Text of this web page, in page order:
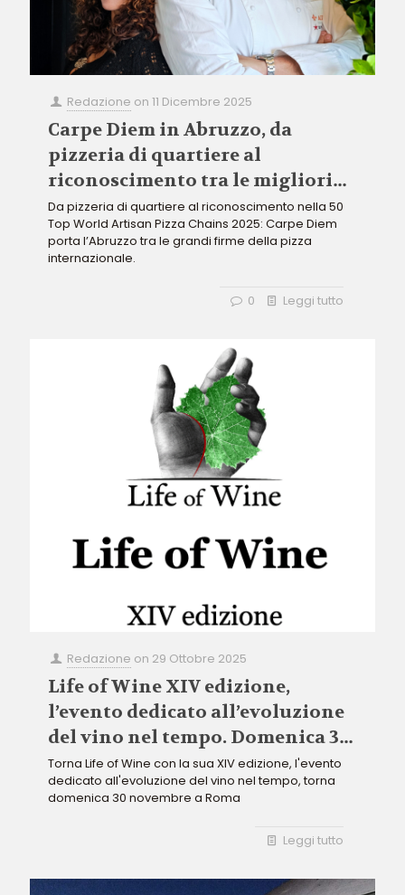
Redazione on11 Dicembre 2025
Carpe Diem in Abruzzo, da
pizzeria di quartiere al
riconoscimento tra le migliori
catene al mondo
Da pizzeria di quartiere al riconoscimento nella 50
Top World Artisan Pizza Chains 2025: Carpe Diem
porta l’Abruzzo tra le grandi firme della pizza
internazionale.
0 Leggi tutto
Redazione on 29 Ottobre 2025
Life of Wine XIV edizione,
l’evento dedicato all’evoluzione
del vino nel tempo. Domenica 30
novembre a Roma
Torna Life of Wine con la sua XIV edizione, l'evento
dedicato all'evoluzione del vino nel tempo, torna
domenica 30 novembre a Roma
Leggi tutto